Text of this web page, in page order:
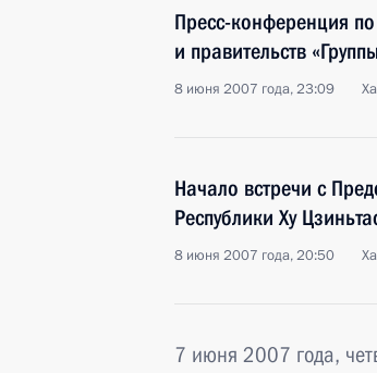
Пресс-конференция
и правительств
8 июня 2007 года, 23:09
Начало встречи с
Республики Ху
8 июня 2007 года, 20:50
7 июня 2007 года,